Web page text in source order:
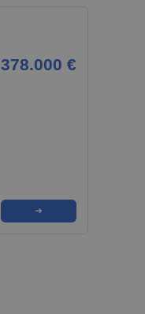
378.000 €
➜